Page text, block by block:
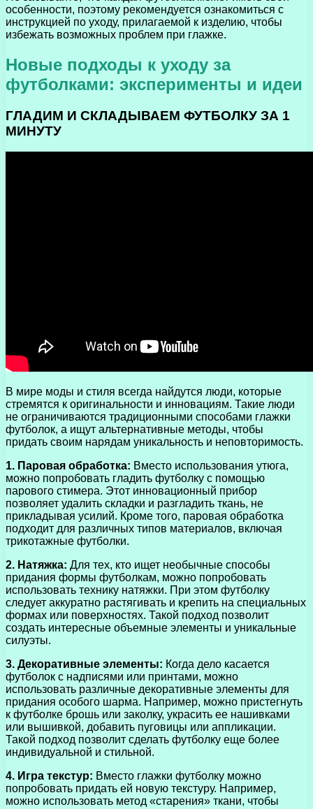
особенности, поэтому рекомендуется ознакомиться с
инструкцией по уходу, прилагаемой к изделию, чтобы
избежать возможных проблем при глажке.
Новые подходы к уходу за
футболками: эксперименты и идеи
ГЛАДИМ И СКЛАДЫВАЕМ ФУТБОЛКУ ЗА 1
МИНУТУ
В мире моды и стиля всегда найдутся люди, которые
стремятся к оригинальности и инновациям. Такие люди
не ограничиваются традиционными способами глажки
футболок, а ищут альтернативные методы, чтобы
придать своим нарядам уникальность и неповторимость.
1. Паровая обработка: Вместо использования утюга,
можно попробовать гладить футболку с помощью
парового стимера. Этот инновационный прибор
позволяет удалить складки и разгладить ткань, не
прикладывая усилий. Кроме того, паровая обработка
подходит для различных типов материалов, включая
трикотажные футболки.
2. Натяжка: Для тех, кто ищет необычные способы
придания формы футболкам, можно попробовать
использовать технику натяжки. При этом футболку
следует аккуратно растягивать и крепить на специальных
формах или поверхностях. Такой подход позволит
создать интересные объемные элементы и уникальные
силуэты.
3. Декоративные элементы: Когда дело касается
футболок с надписями или принтами, можно
использовать различные декоративные элементы для
придания особого шарма. Например, можно пристегнуть
к футболке брошь или заколку, украсить ее нашивками
или вышивкой, добавить пуговицы или аппликации.
Такой подход позволит сделать футболку еще более
индивидуальной и стильной.
4. Игра текстур: Вместо глажки футболку можно
попробовать придать ей новую текстуру. Например,
можно использовать метод «старения» ткани, чтобы